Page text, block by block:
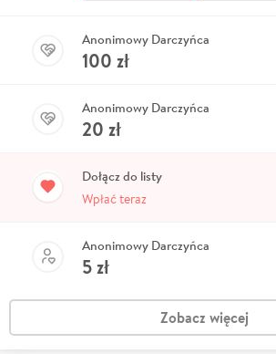
Anonimowy Darczyńca
100 zł
Anonimowy Darczyńca
20 zł
Dołącz do listy
Wpłać teraz
Anonimowy Darczyńca
5zł
Zobacz więcej